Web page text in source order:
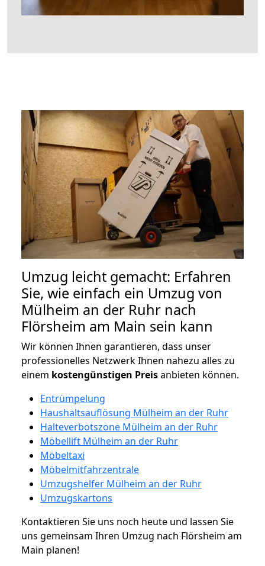
Umzug leicht gemacht: Erfahren
Sie, wie einfach ein Umzug von
Mülheim an der Ruhr nach
Flörsheim am Main sein kann
Wir können Ihnen garantieren, dass unser
professionelles Netzwerk Ihnen nahezu alles zu
einem kostengünstigen Preisanbieten können.
Entrümpelung
Haushaltsauflösung Mülheim an der Ruhr
Halteverbotszone Mülheim an der Ruhr
Möbellift Mülheim an der Ruhr
Möbeltaxi
Möbelmitfahrzentrale
Umzugshelfer Mülheim an der Ruhr
Umzugskartons
Kontaktieren Sie uns noch heute und lassen Sie
uns gemeinsam Ihren Umzug nach Flörsheim am
Main planen!